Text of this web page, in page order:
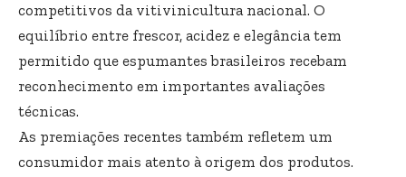
competitivos da vitivinicultura nacional. O
equilíbrio entre frescor, acidez e elegância tem
permitido que espumantes brasileiros recebam
reconhecimento em importantes avaliações
técnicas.
As premiações recentes também refletem um
consumidor mais atento à origem dos produtos.